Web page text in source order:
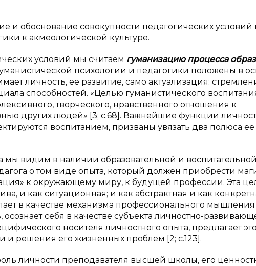
и обоснование совокупности педагогических условий
к акмеологической культуре.
условий мы считаем гуманизацию процесса
психологии и педагогики положены в
личность, ее развитие, само актуализация:
способностей. «Целью гуманистического
творческого, нравственного отношения к
других людей» [3; с.68]. Важнейшие функции
воспитанием, призваны увязать два полюса
мы видим в наличии образовательной и
о том виде опыта, который должен приобрести
к окружающему миру, к будущей профессии. Эта
и как ситуационная; и как абстрактная и как
в качестве механизма профессионального мышления
себя в качестве субъекта личностно-
носителя личностного опыта, предлагает
и решения его жизненных проблем [2; с.123].
личности преподавателя высшей школы, его